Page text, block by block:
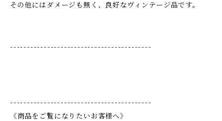
その他にはダメージも無く、良好なヴィンテージ品です。
------------------------------------------
------------------------------------------
《商品をご覧になりたいお客様へ》